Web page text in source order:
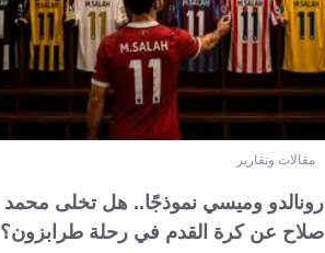
مقالات وتقارير
رونالدو وميسي نموذجًا.. هل تخلى محمد
صلاح عن كرة القدم في رحلة طرابزون؟